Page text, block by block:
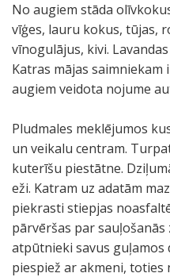
No augiem stāda
vīģes, lauru kokus, tūjas,
vīnogulājus, kivi.
Katras mājas
augiem veidota nojume
Pludmales meklējumos
un veikalu centram.
kuterīšu piestātne.
eži. Katram uz adatām
piekrasti stiepjas
pārvēršas par sauļošanās
atpūtnieki savus guļamos
piespiež ar akmeni,